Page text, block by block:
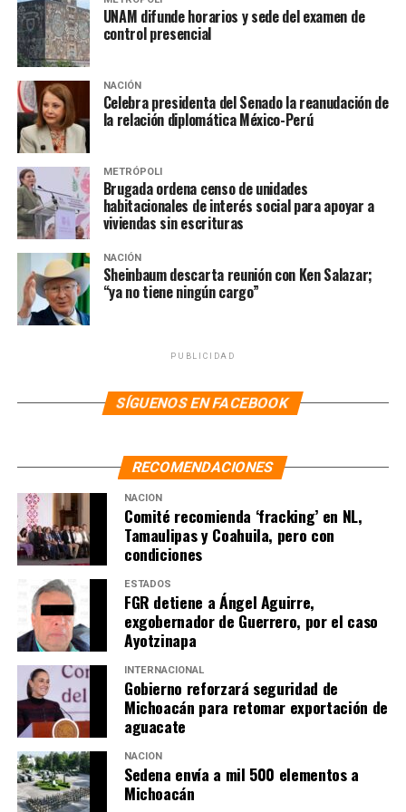
Entre acusaciones de corrupción, falta de inversión,
candidatos al GCDMX se enfrentan en primer debate
NO TE PIERDAS
180 mil mujeres marcharon en CDMX por el Día
Internacional de la Mujer: SSC
UNAM difunde horarios y sede del examen de
control presencial
NACIÓN
Celebra presidenta del Senado la reanudación de
la relación diplomática México-Perú
METRÓPOLI
Brugada ordena censo de unidades
habitacionales de interés social para apoyar a
viviendas sin escrituras
NACIÓN
Sheinbaum descarta reunión con Ken Salazar;
“ya no tiene ningún cargo”
PUBLICIDAD
SÍGUENOS EN FACEBOOK
RECOMENDACIONES
NACIÓN
Comité recomienda ‘fracking’ en NL,
Tamaulipas y Coahuila, pero con
condiciones
ESTADOS
FGR detiene a Ángel Aguirre,
exgobernador de Guerrero, por el caso
Ayotzinapa
INTERNACIONAL
Gobierno reforzará seguridad de
Michoacán para retomar exportación de
aguacate
NACIÓN
Sedena envía a mil 500 elementos a
Michoacán